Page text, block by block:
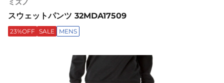
ミズノ
スウェットパンツ 32MDA17509
23%OFF SALE MENS